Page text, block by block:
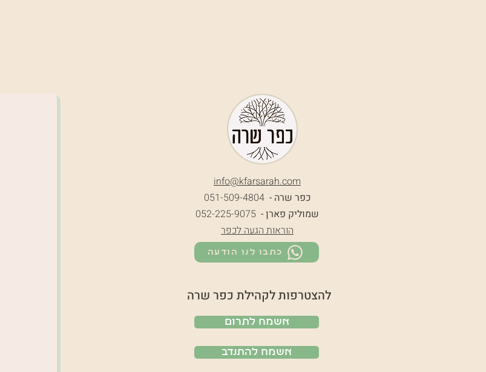
info@kfarsarah.com
כפר שרה -051-509-4804
שמוליק פארן - 052-225-9075
הוראות הגעה לכפר
כתבו לנו הודעה
להצטרפות לקהילת כפר שרה
אשמח לתרום
אשמח להתנדב